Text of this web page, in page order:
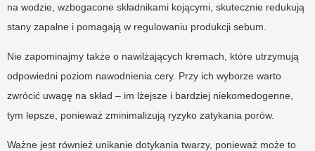
na wodzie, wzbogacone składnikami kojącymi, skutecznie redukują
stany zapalne i pomagają w regulowaniu produkcji sebum.
Nie zapominajmy także o nawilżających kremach, które utrzymują
odpowiedni poziom nawodnienia cery. Przy ich wyborze warto
zwrócić uwagę na skład – im lżejsze i bardziej niekomedogenne,
tym lepsze, ponieważ zminimalizują ryzyko zatykania porów.
Ważne jest również unikanie dotykania twarzy, ponieważ może to